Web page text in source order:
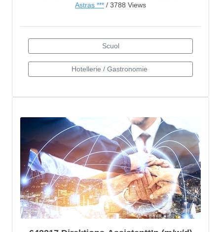
Astras *** / 3788 Views